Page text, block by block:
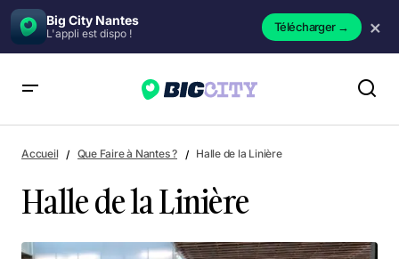
Big City Nantes
L'appli est dispo ! Télécharger→ ×
Accueil Que Faire à Nantes ? Halle de la Linière
Halle de la Linière